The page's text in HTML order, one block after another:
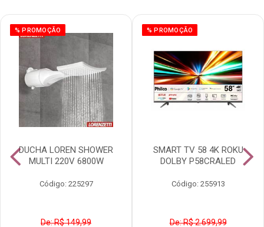
% PROMOÇÃO
DUCHA LOREN SHOWER
MULTI 220V 6800W
Código: 225297
De: R$ 149,99
% PROMOÇÃO
SMART TV 58 4K ROKU
DOLBY P58CRALED
Código: 255913
De: R$ 2.699,99